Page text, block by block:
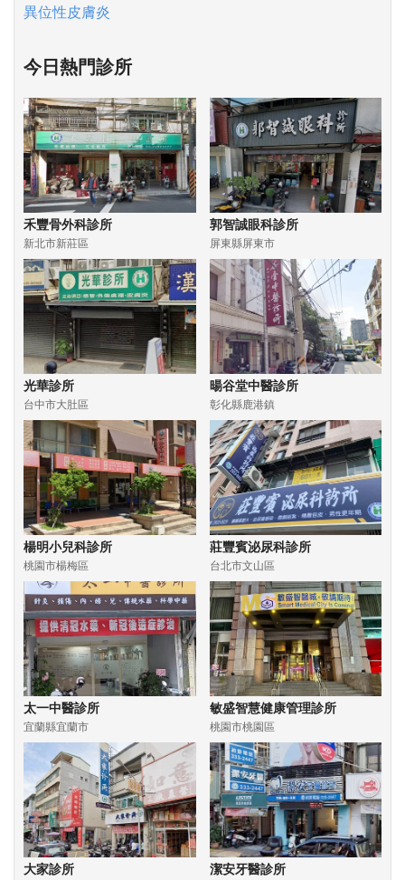
異位性皮膚炎
今日熱門診所
禾豐骨外科診所
新北市新莊區
郭智誠眼科診所
屏東縣屏東市
光華診所
台中市大肚區
暘谷堂中醫診所
彰化縣鹿港鎮
楊明小兒科診所
桃園市楊梅區
莊豐賓泌尿科診所
台北市文山區
太一中醫診所
宜蘭縣宜蘭市
敏盛智慧健康管理診所
桃園市桃園區
大家診所 潔安牙醫診所